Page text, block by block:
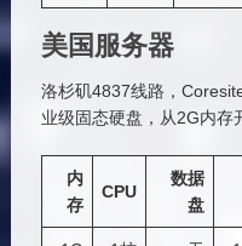
美国服务器
洛杉矶4837线路，
业级固态硬盘，从2G内存
内
存
CPU
数据
盘